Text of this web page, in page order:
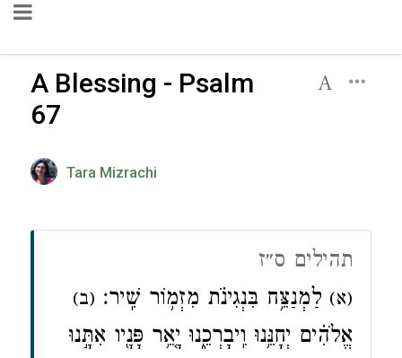
A Blessing - Psalm
67
Tara Mizrachi
תהילים ס״ז
(א) לַמְנַצֵּ֥ח בִּנְגִינֹ֗ת מִזְמ֥וֹר שִֽׁיר׃ (ב)
אֱלֹהִ֗ים יְחָנֵּ֥נוּ וִֽיבָרְכֵ֑נוּ יָ֤אֵ֥ר פָּנָ֖יו אִתָּ֣נוּ